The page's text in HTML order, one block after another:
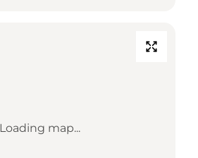
Loading map...